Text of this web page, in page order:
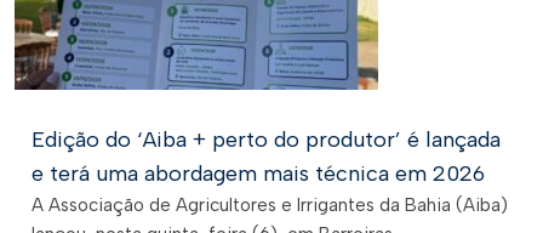
Edição do ‘Aiba + perto do produtor’ é lançada
e terá uma abordagem mais técnica em 2026
A Associação de Agricultores e Irrigantes da Bahia (Aiba)